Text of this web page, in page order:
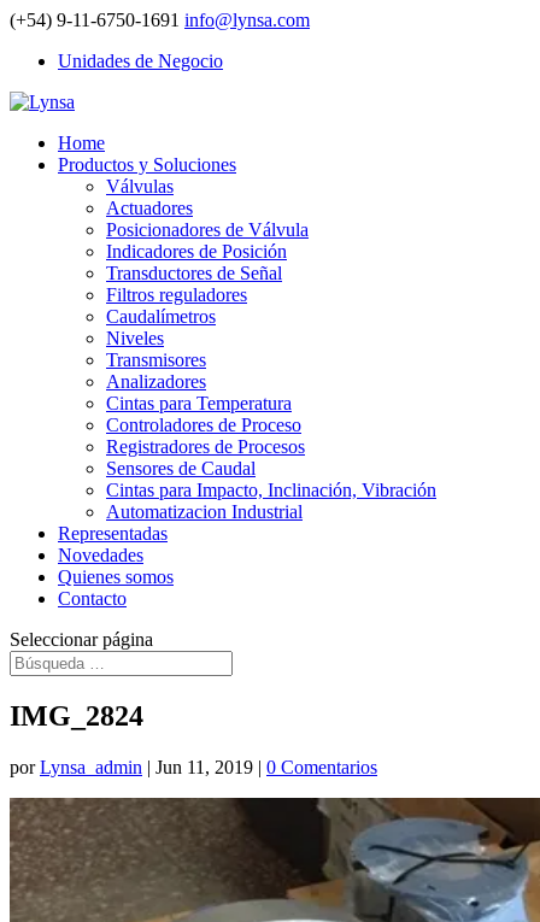
(+54) 9-11-6750-1691 info@lynsa.com
Unidades de Negocio
Home
Productos y Soluciones
Válvulas
Actuadores
Posicionadores de Válvula
Indicadores de Posición
Transductores de Señal
Filtros reguladores
Caudalímetros
Niveles
Transmisores
Analizadores
Cintas para Temperatura
Controladores de Proceso
Registradores de Procesos
Sensores de Caudal
Cintas para Impacto, Inclinación, Vibración
Automatizacion Industrial
Representadas
Novedades
Quienes somos
Contacto
Seleccionar página
IMG_2824
porLynsa_admin | Jun 11, 2019 | 0 Comentarios